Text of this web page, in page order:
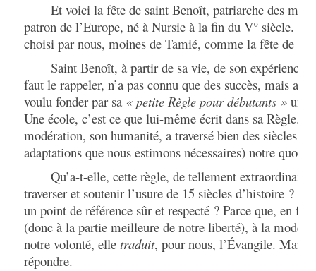
Et voici la fête de saint Benoît, patriarche des
patron de l’Europe, né à Nursie à la fin du V° siècle.
choisi par nous, moines de Tamié, comme la fête de
Saint Benoît, à partir de sa vie, de son expérience
faut le rappeler, n’a pas connu que des succès, mais
voulu fonder par sa « petite Règle pour débutants » une
Une école, c’est ce que lui-même écrit dans sa Règle.
modération, son humanité, a traversé bien des siècles
adaptations que nous estimons nécessaires) notre
Qu’a-t-elle, cette règle, de tellement
traverser et soutenir l’usure de 15 siècles d’histoire ?
un point de référence sûr et respecté ? Parce que, en
(donc à la partie meilleure de notre liberté), à la
notre volonté, elle traduit, pour nous, l’Évangile. Mais,
répondre.